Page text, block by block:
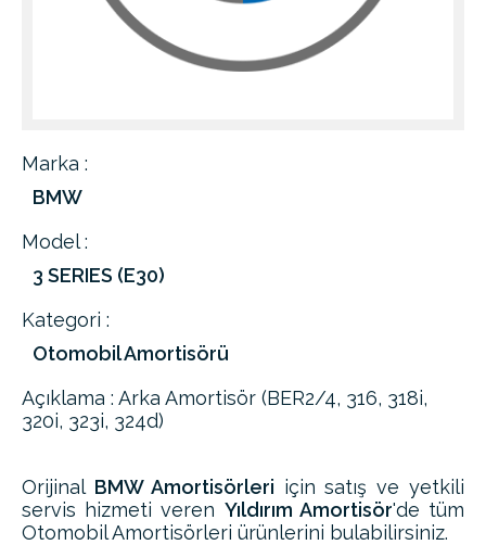
Marka :
BMW
Model :
3 SERIES (E30)
Kategori :
Otomobil Amortisörü
Açıklama : Arka Amortisör (BER2/4, 316, 318i,
320i, 323i, 324d)
Orijinal BMW Amortisörleri için satış ve yetkili
servis hizmeti veren Yıldırım Amortisör'de tüm
Otomobil Amortisörleri ürünlerini bulabilirsiniz.